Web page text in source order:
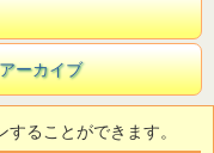
ーカイブ
ることができます。